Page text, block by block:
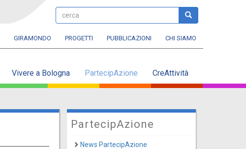
cerca cerca
GIRAMONDO PROGETTI PUBBLICAZIONI CHI SIAMO
Vivere a Bologna PartecipAzione CreAttività
PartecipAzione
News PartecipAzione